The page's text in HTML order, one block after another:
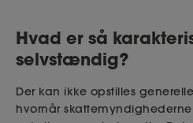
Hvad er så
selvstændig?
Der kan ikke opstilles
hvornår